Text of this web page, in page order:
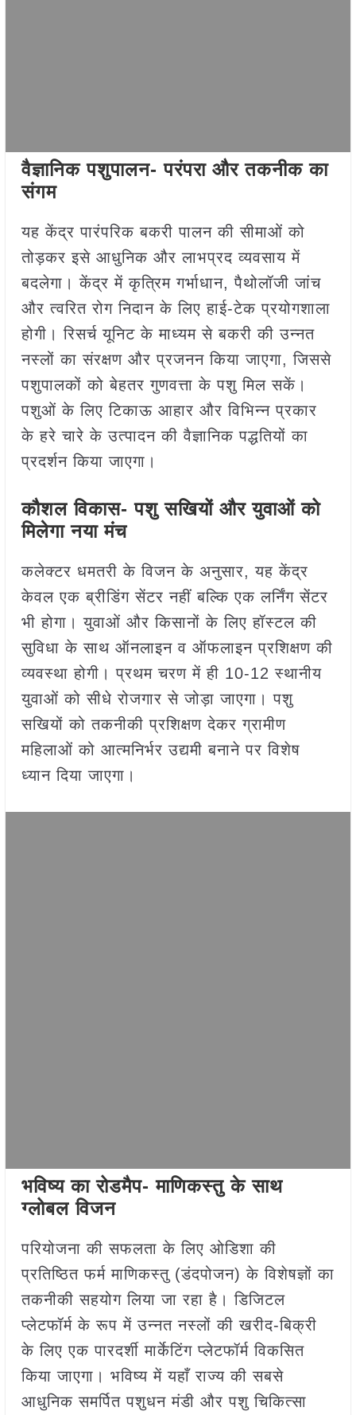
वैज्ञानिक पशुपालन- परंपरा और तकनीक का
संगम
यह केंद्र पारंपरिक बकरी पालन की सीमाओं को
तोड़कर इसे आधुनिक और लाभप्रद व्यवसाय में
बदलेगा। केंद्र में कृत्रिम गर्भाधान, पैथोलॉजी जांच
और त्वरित रोग निदान के लिए हाई-टेक प्रयोगशाला
होगी। रिसर्च यूनिट के माध्यम से बकरी की उन्नत
नस्लों का संरक्षण और प्रजनन किया जाएगा, जिससे
पशुपालकों को बेहतर गुणवत्ता के पशु मिल सकें।
पशुओं के लिए टिकाऊ आहार और विभिन्न प्रकार
के हरे चारे के उत्पादन की वैज्ञानिक पद्धतियों का
प्रदर्शन किया जाएगा।
कौशल विकास- पशु सखियों और युवाओं को
मिलेगा नया मंच
कलेक्टर धमतरी के विजन के अनुसार, यह केंद्र
केवल एक ब्रीडिंग सेंटर नहीं बल्कि एक लर्निंग सेंटर
भी होगा। युवाओं और किसानों के लिए हॉस्टल की
सुविधा के साथ ऑनलाइन व ऑफलाइन प्रशिक्षण की
व्यवस्था होगी। प्रथम चरण में ही 10-12 स्थानीय
युवाओं को सीधे रोजगार से जोड़ा जाएगा। पशु
सखियों को तकनीकी प्रशिक्षण देकर ग्रामीण
महिलाओं को आत्मनिर्भर उद्यमी बनाने पर विशेष
ध्यान दिया जाएगा।
भविष्य का रोडमैप- माणिकस्तु के साथ
ग्लोबल विजन
परियोजना की सफलता के लिए ओडिशा की
प्रतिष्ठित फर्म माणिकस्तु (डंदपोजन) के विशेषज्ञों का
तकनीकी सहयोग लिया जा रहा है। डिजिटल
प्लेटफॉर्म के रूप में उन्नत नस्लों की खरीद-बिक्री
के लिए एक पारदर्शी मार्केटिंग प्लेटफॉर्म विकसित
किया जाएगा। भविष्य में यहाँ राज्य की सबसे
आधुनिक समर्पित पशुधन मंडी और पशु चिकित्सा